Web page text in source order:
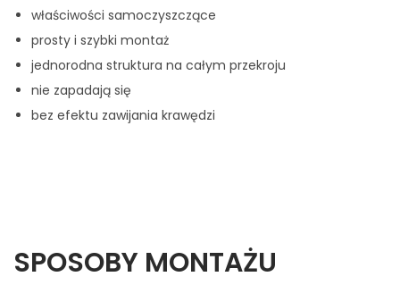
właściwości samoczyszczące
prosty i szybki montaż
jednorodna struktura na całym przekroju
nie zapadają się
bez efektu zawijania krawędzi
SPOSOBY MONTAŻU